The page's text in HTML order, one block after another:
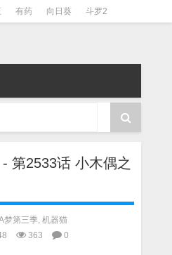
有药 向日葵 斗罗2
第2533话 小木偶之
梦第三季, 机器猫
363 0